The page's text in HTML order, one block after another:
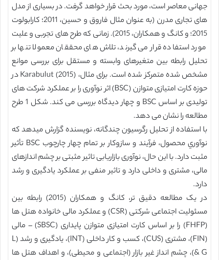
جهانی معاصر است، مورد بحث قرار خواهد گرفت. در بسیاری از مدل
های تجاری مدرن (به عنوان مثال فاروق و حسین، 2011؛ کارابولوت
2015؛ و کانگ و همکاران، 2015). زمانی که طرح های تجربی و علیت
مورد استفاده قرار می گیرند، تلاش های محققان معمولا تنها بر
تحلیل رابطه بین متغیرهای وابسته و مستقل برای بررسی موانع
مشخص شده متمرکز شده است. برای مثال، Karabulut (2015) در
حوزه کارت امتیازی متوازن (BSC) اثر نوآوری را بر عملکرد شرکت های
تولیدی بر اساس BSC و چهار دیدگاه بررسی می کند. شکل 1 طرح
مطالعه را نشان می دهد.
با استفاده از تحليل رگرسيون چندگانه، نويسنده گزارش ميدهد که
نوآوري محصول، فرآيند و سازوکار بر تمام چهار چارچوب BSC تأثير
مثبت دارد. با این حال، نوآوری بازاریابی تاثیر مثبتی بر چشم اندازهای
مالی، مشتری و داخلی دارد و تاثیر منفی بر عملکرد یادگیری و رشد
دارد.
در یک مطالعه دقیق تر، کانگ و همکاران (2015) رابطه بین
مسئولیت اجتماعی شرکتی (CSR) و عملکرد مالی خانواده هتل ها
(FHFP) را بر اساس کارت امتیازی متوازن پایداری (SBSC) – مالی
(FIN)، مشتری (CUS)، کسب و کار داخلی (INT)، یادگیری و رشد (L
& G)، چشم انداز غیر بازار (اجتماعی و محیطی)، و اهداف هتل ها